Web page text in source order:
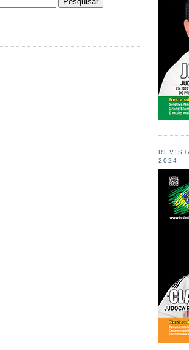
2024